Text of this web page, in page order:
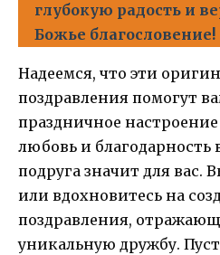
глубокую радость и
Божье благословение!
Надеемся, что эти
поздравления помогут
праздничное
любовь и благодарность
подруга значит для вас.
или вдохновитесь на
поздравления,
уникальную дружбу.